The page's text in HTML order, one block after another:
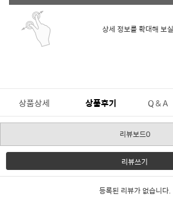
상세 정보를 확대해 보
상품상세 상품후기 Q & A
리뷰보드0
리뷰쓰기
등록된 리뷰가 없습니다.